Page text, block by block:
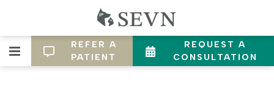
REFER A
PATIENT
REQUEST A
CONSULTATION